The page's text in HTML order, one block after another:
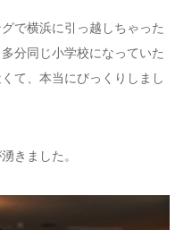
で横浜に引っ越しちゃった
分同じ小学校になっていた
て、本当にびっくりしまし
きました。